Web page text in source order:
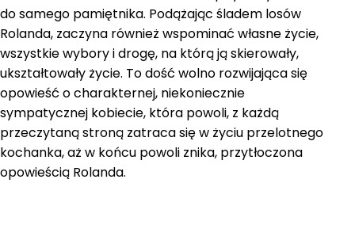
do samego pamiętnika. Podążając śladem losów
Rolanda, zaczyna również wspominać własne życie,
wszystkie wybory i drogę, na którą ją skierowały,
ukształtowały życie. To dość wolno rozwijająca się
opowieść o charakternej, niekoniecznie
sympatycznej kobiecie, która powoli, z każdą
przeczytaną stroną zatraca się w życiu przelotnego
kochanka, aż w końcu powoli znika, przytłoczona
opowieścią Rolanda.